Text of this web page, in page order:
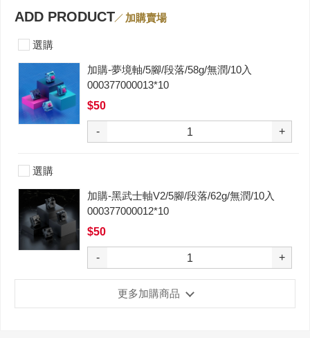
ADD PRODUCT 加購賣場
選購
加購-夢境軸/5腳/段落/58g/無潤/10入
000377000013*10
$50
- +
選購
加購-黑武士軸V2/5腳/段落/62g/無潤/10入
000377000012*10
$50
- +
更多加購商品